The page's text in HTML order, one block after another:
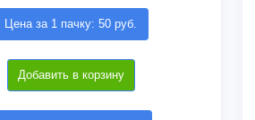
Цена за 1 пачку: 50 руб.
Добавить в корзину